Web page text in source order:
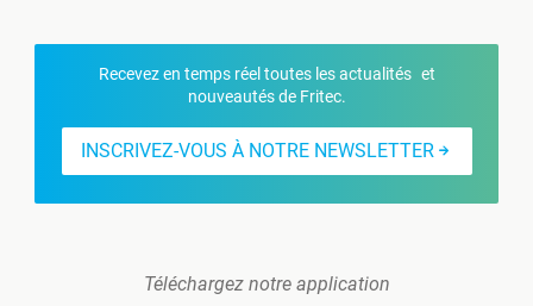
Recevez en temps réel toutes les actualités et
nouveautés de Fritec.
INSCRIVEZ-VOUS À NOTRE NEWSLETTER
Téléchargez notre application